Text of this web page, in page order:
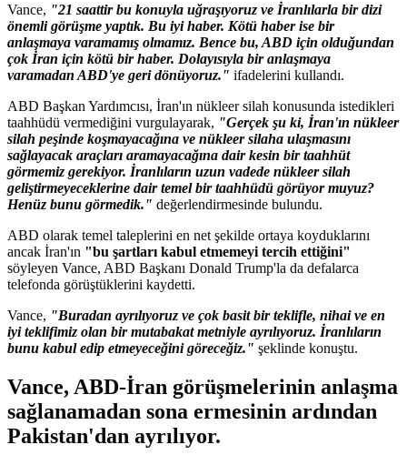
Vance, "21 saattir bu konuyla uğraşıyoruz ve İranlılarla bir dizi
önemli görüşme yaptık. Bu iyi haber. Kötü haber ise bir
anlaşmaya varamamış olmamız. Bence bu, ABD için olduğundan
çok İran için kötü bir haber. Dolayısıyla bir anlaşmaya
varamadan ABD'ye geri dönüyoruz." ifadelerini kullandı.
ABD Başkan Yardımcısı, İran'ın nükleer silah konusunda istedikleri
taahhüdü vermediğini vurgulayarak, "Gerçek şu ki, İran'ın nükleer
silah peşinde koşmayacağına ve nükleer silaha ulaşmasını
sağlayacak araçları aramayacağına dair kesin bir taahhüt
görmemiz gerekiyor. İranlıların uzun vadede nükleer silah
geliştirmeyeceklerine dair temel bir taahhüdü görüyor muyuz?
Henüz bunu görmedik." değerlendirmesinde bulundu.
ABD olarak temel taleplerini en net şekilde ortaya koyduklarını
ancak İran'ın "bu şartları kabul etmemeyi tercih ettiğini"
söyleyen Vance, ABD Başkanı Donald Trump'la da defalarca
telefonda görüştüklerini kaydetti.
Vance, "Buradan ayrılıyoruz ve çok basit bir teklifle, nihai ve en
iyi teklifimiz olan bir mutabakat metniyle ayrılıyoruz. İranlıların
bunu kabul edip etmeyeceğini göreceğiz." şeklinde konuştu.
Vance, ABD-İran görüşmelerinin anlaşma
sağlanamadan sona ermesinin ardından
Pakistan'dan ayrılıyor.